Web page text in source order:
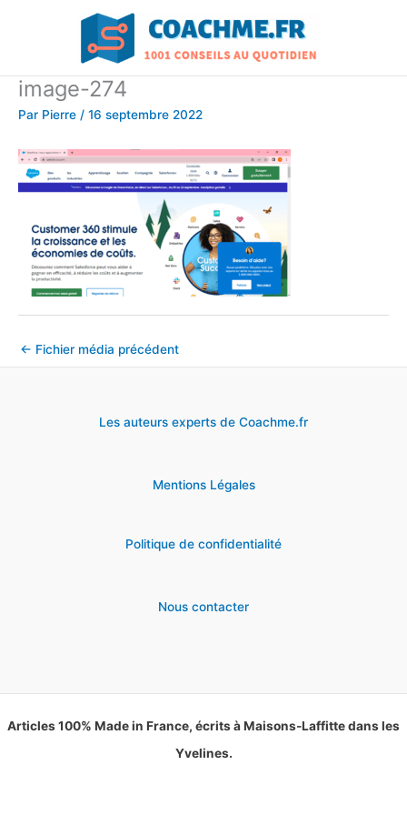
image-274
Par Pierre / 16 septembre 2022
← Fichier média précédent
Les auteurs experts de Coachme.fr
Mentions Légales
Politique de confidentialité
Nous contacter
Articles 100% Made in France, écrits à Maisons-Laffitte dans les
Yvelines.